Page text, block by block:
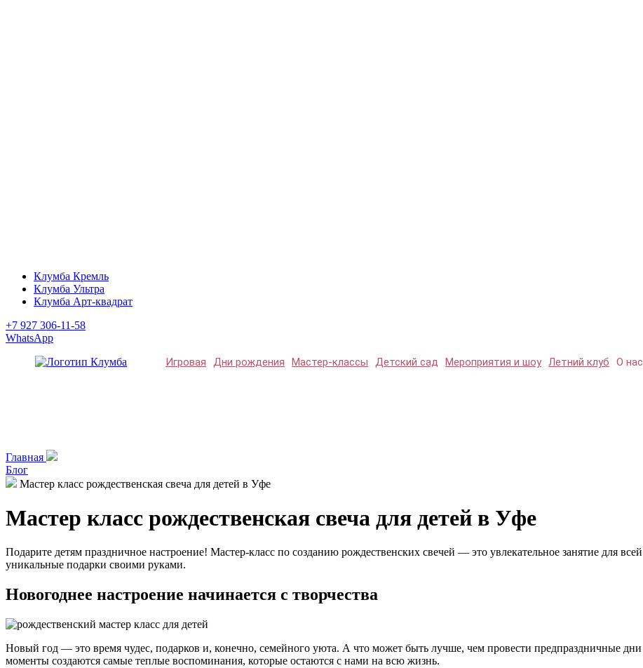
Клумба Кремль
Клумба Ультра
Клумба Арт-квадрат
+7 927 306-11-58
WhatsApp
Игровая Дни рождения Мастер-классы Детский сад Мероприятия и шоу Летний клуб О нас
Главная
Блог
Мастер класс рождественская свеча для детей в Уфе
Мастер класс рождественская свеча для детей в Уфе
Подарите детям праздничное настроение! Мастер-класс по созданию рождественских свечей — это увлекательное занятие для
уникальные подарки своими руками.
Новогоднее настроение начинается с творчества
Новый год — это время чудес, подарков и, конечно, семейного уюта. А что может быть лучше, чем провести предпраздничные
моменты создаются самые теплые воспоминания, которые остаются с нами на всю жизнь.